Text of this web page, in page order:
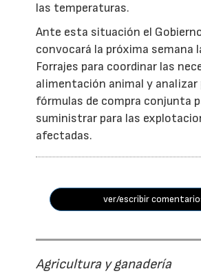
las temperaturas.
Ante esta situación el
convocará la próxima semana
Forrajes para coordinar las
alimentación animal y analizar
fórmulas de compra conjunta
suministrar para las
afectadas.
ver/escribir
Agricultura y ganadería